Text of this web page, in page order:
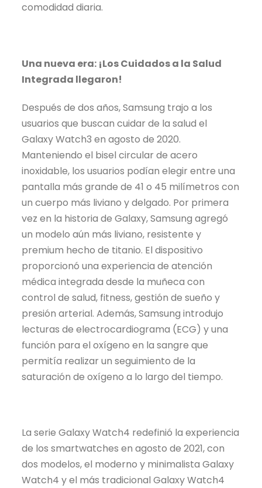
comodidad diaria.
Una nueva era: ¡Los Cuidados a la Salud
Integrada llegaron!
Después de dos años, Samsung trajo a los
usuarios que buscan cuidar de la salud el
Galaxy Watch3 en agosto de 2020.
Manteniendo el bisel circular de acero
inoxidable, los usuarios podían elegir entre una
pantalla más grande de 41 o 45 milímetros con
un cuerpo más liviano y delgado. Por primera
vez en la historia de Galaxy, Samsung agregó
un modelo aún más liviano, resistente y
premium hecho de titanio. El dispositivo
proporcionó una experiencia de atención
médica integrada desde la muñeca con
control de salud, fitness, gestión de sueño y
presión arterial. Además, Samsung introdujo
lecturas de electrocardiograma (ECG) y una
función para el oxígeno en la sangre que
permitía realizar un seguimiento de la
saturación de oxígeno a lo largo del tiempo.
La serie Galaxy Watch4 redefinió la experiencia
de los smartwatches en agosto de 2021, con
dos modelos, el moderno y minimalista Galaxy
Watch4 y el más tradicional Galaxy Watch4